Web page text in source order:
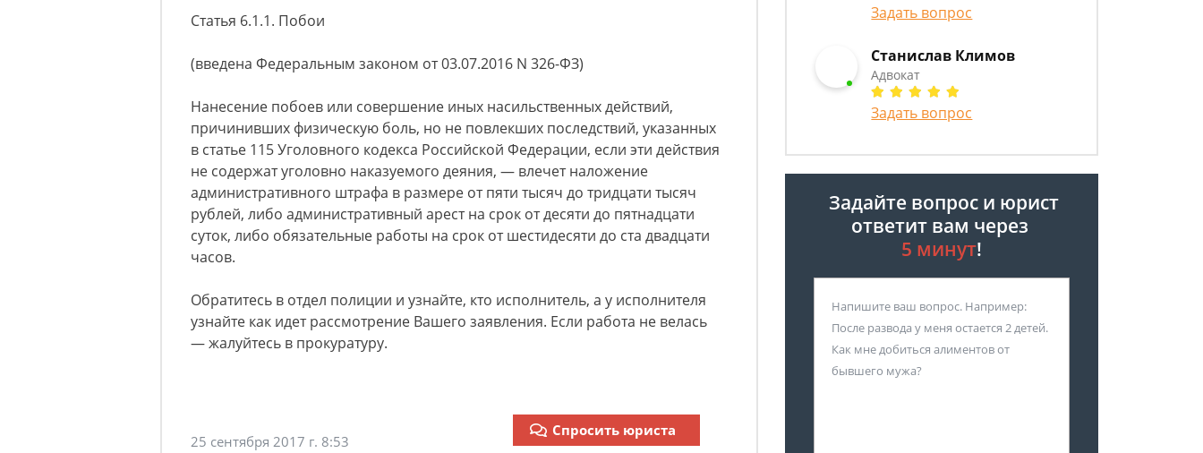
Статья 6.1.1. Побои
(введена Федеральным законом от 03.07.2016 N 326-ФЗ)
Нанесение побоев или совершение иных насильственных действий,
причинивших физическую боль, но не повлекших последствий, указанных
в статье 115 Уголовного кодекса Российской Федерации, если эти действия
не содержат уголовно наказуемого деяния, — влечет наложение
административного штрафа в размере от пяти тысяч до тридцати тысяч
рублей, либо административный арест на срок от десяти до пятнадцати
суток, либо обязательные работы на срок от шестидесяти до ста двадцати
часов.
Обратитесь в отдел полиции и узнайте, кто исполнитель, а у исполнителя
узнайте как идет рассмотрение Вашего заявления. Если работа не велась
— жалуйтесь в прокуратуру.
25 сентября 2017 г. 8:53
Спросить юриста
Задать вопрос
Станислав Климов
Адвокат
Задать вопрос
Задайте вопрос и юрист
ответит вам через
5 минут!